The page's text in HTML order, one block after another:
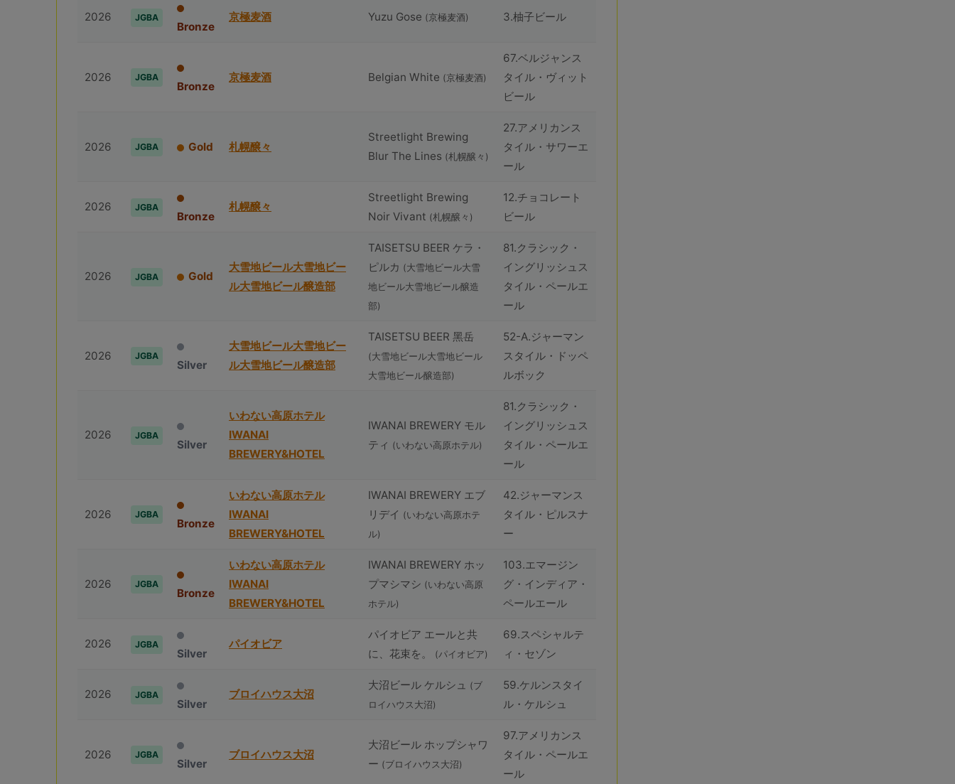
2026 JGBA
Bronze
京極⻨酒 Yuzu Gose (京極⻨酒) 3.柚子ビール
2026 JGBA
Bronze
京極⻨酒 Belgian White (京極⻨酒)
67.ベルジャンス
タイル・ヴィット
ビール
2026 JGBA Gold 札幌醸々
Streetlight Brewing
Blur The Lines (札幌醸々)
27.アメリカンス
タイル・サワーエ
ール
2026 JGBA
Bronze
札幌醸々
Streetlight Brewing
Noir Vivant (札幌醸々)
12.チョコレート
ビール
2026 JGBA Gold
⼤雪地ビール⼤雪地ビー
ル⼤雪地ビール醸造部
TAISETSU BEER ケラ・
ピルカ (⼤雪地ビール⼤雪
地ビール⼤雪地ビール醸造
部)
81.クラシック・
イングリッシュス
タイル・ペールエ
ール
2026 JGBA
Silver
⼤雪地ビール⼤雪地ビー
ル⼤雪地ビール醸造部
TAISETSU BEER ⿊岳
(⼤雪地ビール⼤雪地ビール
⼤雪地ビール醸造部)
52-A.ジャーマン
スタイル・ドッペ
ルボック
2026 JGBA
Silver
いわない高原ホテル
IWANAI
BREWERY&HOTEL
IWANAI BREWERY モル
ティ (いわない高原ホテル)
81.クラシック・
イングリッシュス
タイル・ペールエ
ール
2026 JGBA
Bronze
いわない高原ホテル
IWANAI
BREWERY&HOTEL
IWANAI BREWERY エブ
リデイ (いわない高原ホテ
ル)
42.ジャーマンス
タイル・ピルスナ
ー
2026 JGBA
Bronze
いわない高原ホテル
IWANAI
BREWERY&HOTEL
IWANAI BREWERY ホッ
プマシマシ (いわない高原
ホテル)
103.エマージン
グ・インディア・
ペールエール
2026 JGBA
Silver
パイオビア
パイオビア エールと共
に、花束を。
(パイオビア)
69.スペシャルテ
ィ・セゾン
2026 JGBA
Silver
ブロイハウス⼤沼
⼤沼ビール ケルシュ (ブ
ロイハウス⼤沼)
59.ケルンスタイ
ル・ケルシュ
2026 JGBA
Silver
ブロイハウス⼤沼
⼤沼ビール ホップシャワ
ー (ブロイハウス⼤沼)
97.アメリカンス
タイル・ペールエ
ール